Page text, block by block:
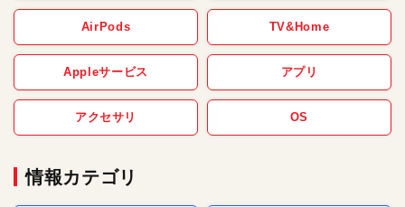
AirPods TV&Home
Appleサービス アプリ
アクセサリ OS
情報カテゴリ